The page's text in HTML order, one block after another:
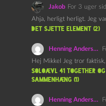
Jakob For 3 uger
det sjette element (2)
Henning Andersen
Soloævl 41 Together
Sammenhæng (1)
Henning Andersen